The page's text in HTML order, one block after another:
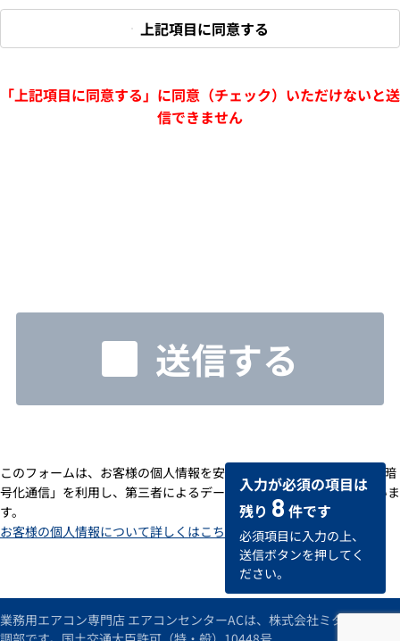
上記項目に同意する
「上記項目に同意する」に同意（チェック）いただけないと送
信できません
送信する
このフォームは、お客様の個人情報を安全に送受信するための「SSL暗
号化通信」を利用し、第三者によるデータの改ざんや盗用を防いでいま
す。
お客様の個人情報について詳しくはこちら
入力が必須の項目は
残り 8 件です
必須項目に入力の上、
送信ボタンを押してく
ださい。
業務用エアコン専門店 エアコンセンターACは、株式会社ミタデンの空